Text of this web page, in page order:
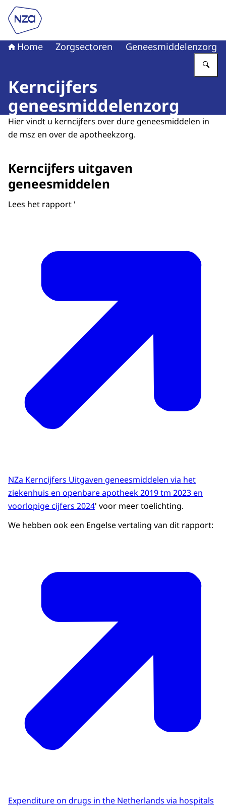
Naar de homepage van Nederlandse Zorgautoriteit
Home Zorgsectoren Geneesmiddelenzorg
Kerncijfers
geneesmiddelenzorg
Hier vindt u kerncijfers over dure geneesmiddelen in
de msz en over de apotheekzorg.
Kerncijfers uitgaven
geneesmiddelen
Lees het rapport '
NZa Kerncijfers Uitgaven geneesmiddelen via het
ziekenhuis en openbare apotheek 2019 tm 2023 en
voorlopige cijfers 2024' voor meer toelichting.
We hebben ook een Engelse vertaling van dit rapport:
Expenditure on drugs in the Netherlands via hospitals